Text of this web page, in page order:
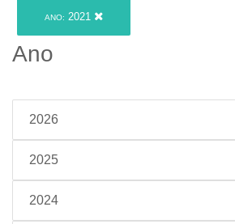
ANO: 2021
Ano
2026
2025
2024